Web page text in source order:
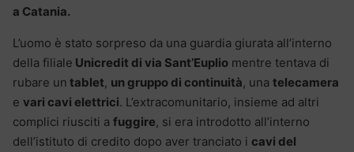
a Catania.
L’uomo è stato sorpreso da una guardia giurata all’interno
della filiale Unicredit di via Sant’Euplio mentre tentava di
rubare un tablet, un gruppo di continuità, una telecamera
e vari cavi elettrici. L’extracomunitario, insieme ad altri
complici riusciti a fuggire, si era introdotto all’interno
dell’istituto di credito dopo aver tranciato i cavi del